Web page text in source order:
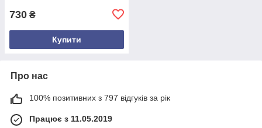
730 ₴
Купити
Про нас
100% позитивних з 797 відгуків за рік
Працює з 11.05.2019